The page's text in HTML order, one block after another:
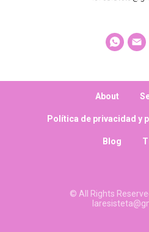
About
Política de privacidad y
Blog
© All Rights